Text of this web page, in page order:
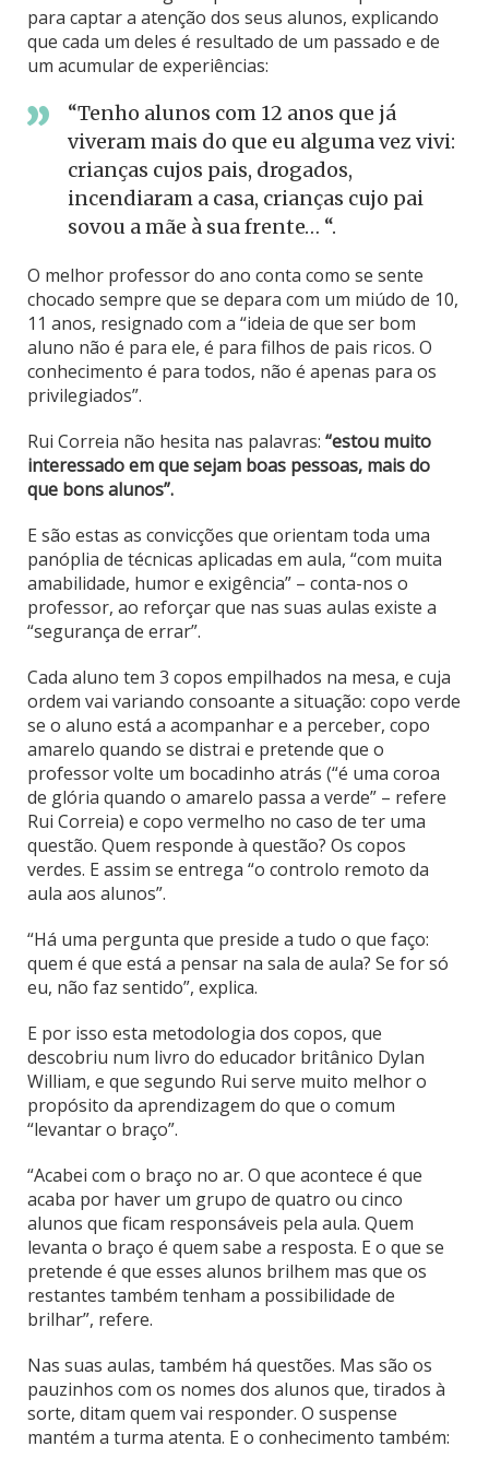
para captar a atenção dos seus alunos, explicando
que cada um deles é resultado de um passado e de
um acumular de experiências:
“Tenho alunos com 12 anos que já
viveram mais do que eu alguma vez vivi:
crianças cujos pais, drogados,
incendiaram a casa, crianças cujo pai
sovou a mãe à sua frente… “.
O melhor professor do ano conta como se sente
chocado sempre que se depara com um miúdo de 10,
11 anos, resignado com a “ideia de que ser bom
aluno não é para ele, é para filhos de pais ricos. O
conhecimento é para todos, não é apenas para os
privilegiados”.
Rui Correia não hesita nas palavras: “estou muito
interessado em que sejam boas pessoas, mais do
que bons alunos”.
E são estas as convicções que orientam toda uma
panóplia de técnicas aplicadas em aula, “com muita
amabilidade, humor e exigência” – conta-nos o
professor, ao reforçar que nas suas aulas existe a
“segurança de errar”.
Cada aluno tem 3 copos empilhados na mesa, e cuja
ordem vai variando consoante a situação: copo verde
se o aluno está a acompanhar e a perceber, copo
amarelo quando se distrai e pretende que o
professor volte um bocadinho atrás (“é uma coroa
de glória quando o amarelo passa a verde” – refere
Rui Correia) e copo vermelho no caso de ter uma
questão. Quem responde à questão? Os copos
verdes. E assim se entrega “o controlo remoto da
aula aos alunos”.
“Há uma pergunta que preside a tudo o que faço:
quem é que está a pensar na sala de aula? Se for só
eu, não faz sentido”, explica.
E por isso esta metodologia dos copos, que
descobriu num livro do educador britânico Dylan
William, e que segundo Rui serve muito melhor o
propósito da aprendizagem do que o comum
“levantar o braço”.
“Acabei com o braço no ar. O que acontece é que
acaba por haver um grupo de quatro ou cinco
alunos que ficam responsáveis pela aula. Quem
levanta o braço é quem sabe a resposta. E o que se
pretende é que esses alunos brilhem mas que os
restantes também tenham a possibilidade de
brilhar”, refere.
Nas suas aulas, também há questões. Mas são os
pauzinhos com os nomes dos alunos que, tirados à
sorte, ditam quem vai responder. O suspense
mantém a turma atenta. E o conhecimento também: